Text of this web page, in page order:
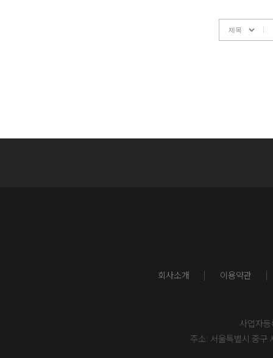
회사소개 이용약관
사업자
주소: 서울특별시 중구